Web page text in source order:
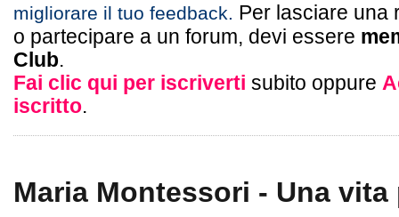
migliorare il tuo feedback. Per lasciare una
o partecipare a un forum, devi essere
Club.
Fai clic qui per iscriverti subito oppure
iscritto.
Maria Montessori - Una